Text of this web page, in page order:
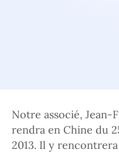
Notre associé, Jean-
rendra en Chine du
2013. Il y